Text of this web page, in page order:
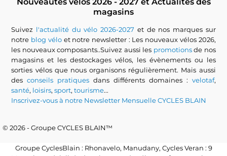
magasins
Suivez l'actualité du vélo 2026-2027 et de nos marques sur
notre blog véloet notre newsletter : Les nouveaux vélos 2026,
les nouveaux composants..Suivez aussi les promotionsde nos
magasins et les destockages vélos, les évènements ou les
sorties vélos que nous organisons régulièrement. Mais aussi
desconseils pratiques dans différents domaines : velotaf,
santé, loisirs,sport,tourisme...
Inscrivez-vous à notre Newsletter Mensuelle CYCLES BLAIN
© 2026 - Groupe CYCLES BLAIN™
Groupe CyclesBlain : Rhonavelo, Manudany, Cycles Veran : 9